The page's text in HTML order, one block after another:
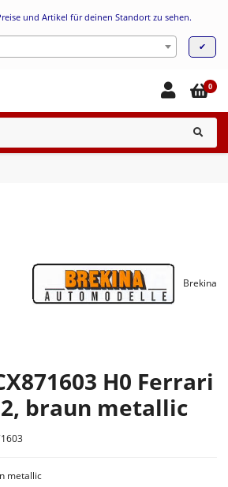
und Artikel für deinen Standort zu sehen.
✔
0
H0 Ferrari
braun metallic
Brekina
metallic